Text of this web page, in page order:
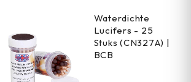
Waterdichte
Lucifers - 25
Stuks (CN327A) |
BCB